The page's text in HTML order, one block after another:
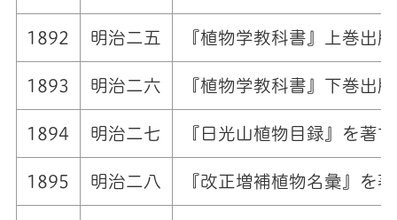
1892 明治二五 『植物学教科書』上巻出
1893 明治二六 『植物学教科書』下巻出
1894 明治二七 『日光山植物目録』を著
1895 明治二八 『改正増補植物名彙』を